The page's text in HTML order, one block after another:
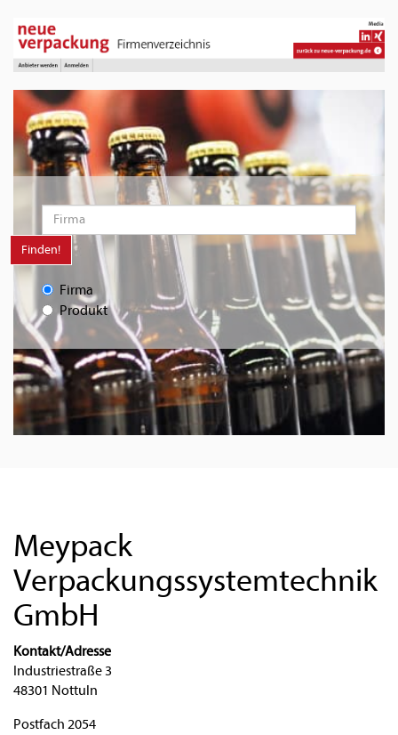
Finden!
Firma
Produkt
Meypack
Verpackungssystemtechnik
GmbH
Kontakt/Adresse
Industriestraße 3
48301 Nottuln
Postfach 2054